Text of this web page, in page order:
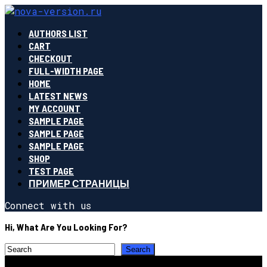
AUTHORS LIST
CART
CHECKOUT
FULL-WIDTH PAGE
HOME
LATEST NEWS
MY ACCOUNT
SAMPLE PAGE
SAMPLE PAGE
SAMPLE PAGE
SHOP
TEST PAGE
ПРИМЕР СТРАНИЦЫ
Connect with us
Hi, What Are You Looking For?